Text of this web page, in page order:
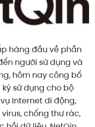
hàng đầu về phần
người sử dụng và
hôm nay công bố
sử dụng cho bộ
Internet di động,
chống thư rác,